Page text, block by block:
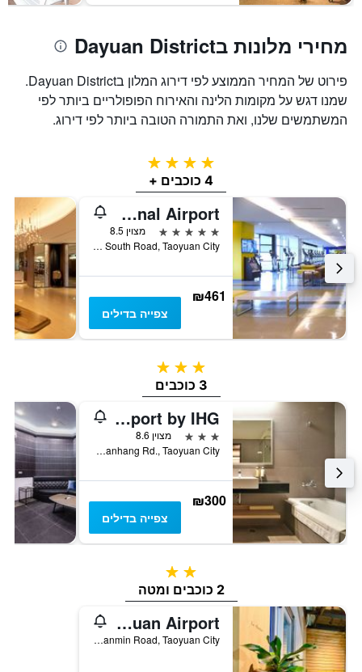
מחירי מלונות בDayuan District
פירוט של המחיר הממוצע לפי דירוג המלון בDayuan District.
שמנו דגש על מקומות הלינה והאירוח הפופולריים ביותר לפי
המשתמשים שלנו, ואת התמורה הטובה ביותר לפי דירוג.
4 כוכבים
4 כוכבים +
Hyatt Regency Taoyuan International Airport
5 כוכבים
מצוין 8.5
No. 1-1, Hangzhan South Road, Taoyuan City, טייוואן
₪461
צפייה בדילים
3 כוכבים
3 כוכבים
Holiday Inn Taoyuan Airport by IHG
3 כוכבים
מצוין 8.6
No. 28, Yuanhang Rd., Taoyuan City, טייוואן
₪300
צפייה בדילים
2 כוכבים
2 כוכבים ומטה
Backpackers' Hostel Taoyuan Airport
No. 12, Lane.106, Section.2, Sanmin Road, Taoyuan City, טייוואן